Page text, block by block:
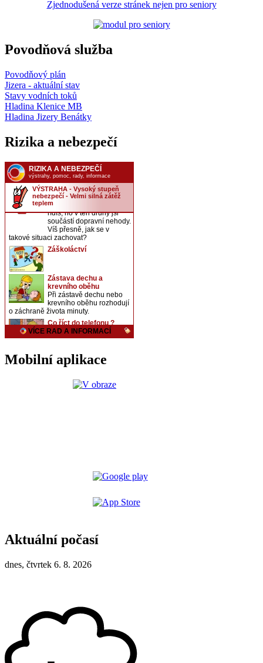
Zjednodušená verze stránek nejen pro seniory
Povodňová služba
Povodňový plán
Jizera - aktuální stav
Stavy vodních toků
Hladina Klenice MB
Hladina Jizery Benátky
Rizika a nebezpečí
Mobilní aplikace
Aktuální počasí
dnes, čtvrtek 6. 8. 2026